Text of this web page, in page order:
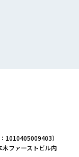
1010405009403）
ファーストビル内